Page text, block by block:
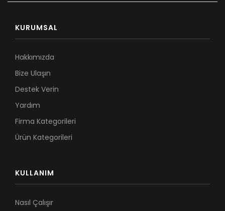
KURUMSAL
Hakkımızda
Bize Ulaşın
Destek Verin
Yardım
Firma Kategorileri
Ürün Kategorileri
KULLANIM
Nasıl Çalışır